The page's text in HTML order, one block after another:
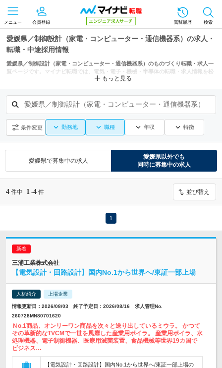
メニュー 会員登録 閲覧履歴 検索
愛媛県／制御設計（家電・コンピューター・通信機器系）の求人・
転職・中途採用情報
愛媛県／制御設計（家電・コンピューター・通信機器系）のものづくり転職・求人一
覧ページです。マイナビ転職では、電気・電子・機械・半導体の転職・求人情報を松
山市、今治市などの条件からも探せます。もっと見る
愛媛県／制御設計（家電・コンピューター・通信機器系）
条件変更 勤務地 職種 年収 特徴
愛媛県で募集中の求人
愛媛県以外でも
同時に募集中の求人
4 件中 1 -4 件 並び替え
1
三浦工業株式会社
【電気設計・回路設計】国内No.1から世界へ/東証一部上場
人材紹介 上場企業
情報更新日：2026/08/03 終了予定日：2026/08/16 求人管理No.
260728MN80701620
Ｎo.1商品、オンリーワン商品を次々と送り出しているミウラ。 かつて
その革新的なTVCMで一世を風靡した産業用ボイラ。 産業用ボイラ、水
処理機器、電子制御機器、医療用滅菌装置、食品機械等世界19カ国で
ビジネス…
【電気設計・回路設計】国内No.1から世界へ/東証一部上場の